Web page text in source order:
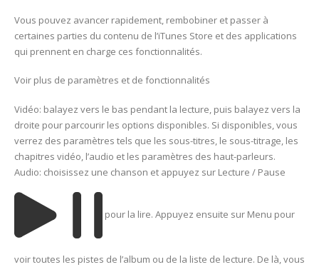
Vous pouvez avancer rapidement, rembobiner et passer à
certaines parties du contenu de l’iTunes Store et des applications
qui prennent en charge ces fonctionnalités.
Voir plus de paramètres et de fonctionnalités
Vidéo: balayez vers le bas pendant la lecture, puis balayez vers la
droite pour parcourir les options disponibles. Si disponibles, vous
verrez des paramètres tels que les sous-titres, le sous-titrage, les
chapitres vidéo, l’audio et les paramètres des haut-parleurs.
Audio: choisissez une chanson et appuyez sur Lecture / Pause
pour la lire. Appuyez ensuite sur Menu pour
voir toutes les pistes de l’album ou de la liste de lecture. De là, vous